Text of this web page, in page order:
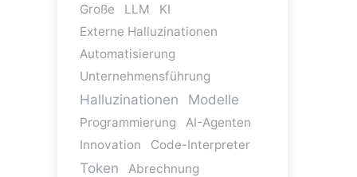
Große LLM
KI
Externe Halluzinationen
Automatisierung
Unternehmensführung
Halluzinationen Modelle
Programmierung
AI-Agenten
Innovation
Code-Interpreter
Token
Abrechnung